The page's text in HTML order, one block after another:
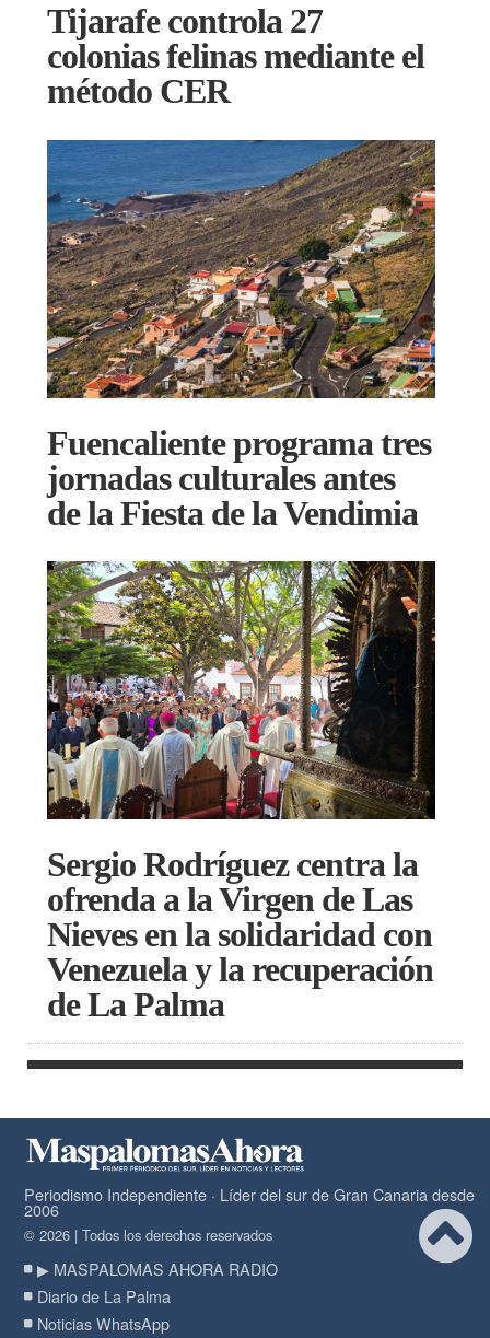
Tijarafe controla 27
colonias felinas mediante el
método CER
Fuencaliente programa tres
jornadas culturales antes
de la Fiesta de la Vendimia
Sergio Rodríguez centra la
ofrenda a la Virgen de Las
Nieves en la solidaridad con
Venezuela y la recuperación
de La Palma
Periodismo Independiente · Líder del sur de Gran Canaria desde
2006
© 2026 | Todos los derechos reservados
▶ MASPALOMAS AHORA RADIO
Diario de La Palma
Noticias WhatsApp